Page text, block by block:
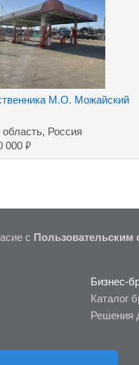
М.О. Можайский
Россия
000 ₽
с Пользовательским
Бизнес-
Каталог
Решения